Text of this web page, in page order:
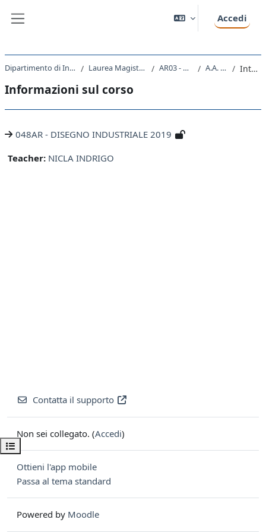
Accedi
Apri indice del corso
Dipartimento di Ingegneria e Architettura Laurea Magistrale Ciclo Unico 5 anni AR03 - ARCHITETTURA A.A. 2019 - 2020 Introduzione
Informazioni sul corso
048AR - DISEGNO INDUSTRIALE 2019
Teacher: NICLA INDRIGO
Contatta il supporto
Non sei collegato. (Accedi)
Ottieni l'app mobile
Passa al tema standard
Powered by Moodle